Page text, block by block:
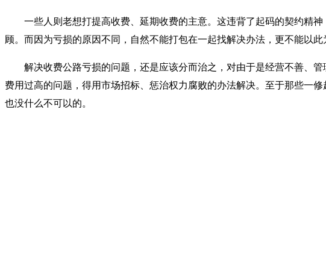
一些人则老想打提高收费、延期收费的主意。这违背了起码的契约精神
顾。而因为亏损的原因不同，自然不能打包在一起找解决办法，更不能以
解决收费公路亏损的问题，还是应该分而治之，对由于是经营不善、管
费用过高的问题，得用市场招标、惩治权力腐败的办法解决。至于那些一
也没什么不可以的。